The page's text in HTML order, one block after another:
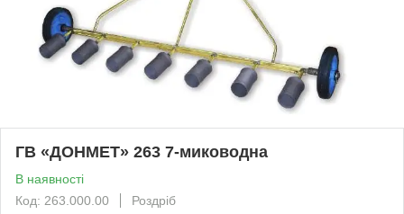
ГВ «ДОНМЕТ» 263 7-миководна
В наявності
Код: 263.000.00
Роздріб